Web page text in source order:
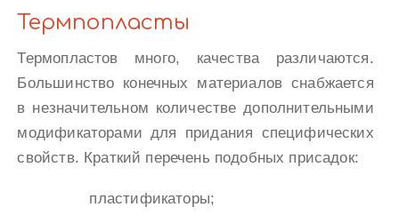
Термпопласты
Термопластов много, качества различаются.
Большинство конечных материалов снабжается
в незначительном количестве дополнительными
модификаторами для придания специфических
свойств. Краткий перечень подобных присадок:
пластификаторы;